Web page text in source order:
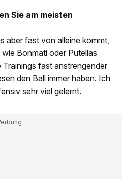
Sie am meisten
aber fast von alleine kommt,
Bonmati oder Putellas
fast anstrengender
den Ball immer haben. Ich
sehr viel gelernt.